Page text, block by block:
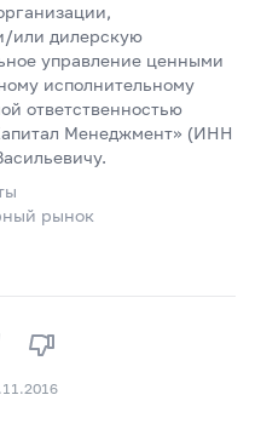
или дилерскую
управление ценными
исполнительному
ответственностью
Менеджмент» (ИНН
рынок